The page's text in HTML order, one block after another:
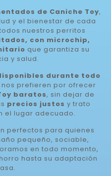
de Caniche Toy,
y el bienestar de cada
nuestros perritos
con microchip,
que garantiza su
y salud.
durante todo
nos prefieren por ofrecer
baratos, sin dejar de
precios justos y trato
el lugar adecuado.
perfectos para quienes
pequeño, sociable,
en todo momento,
hasta su adaptación